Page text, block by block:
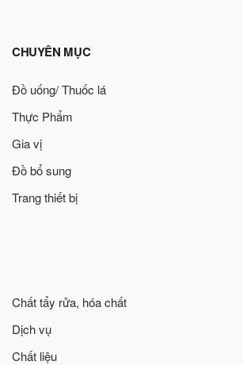
CHUYÊN MỤC
Đồ uống/ Thuốc lá
Thực Phẩm
Gia vị
Đồ bổ sung
Trang thiết bị
Chất tẩy rửa, hóa chất
Dịch vụ
Chất liệu